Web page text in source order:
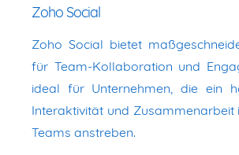
Zoho Social
Zoho Social bietet
für Team-Kollaboration und
ideal für Unternehmen, die ein
Interaktivität und Zusammenarbeit
Teams anstreben.